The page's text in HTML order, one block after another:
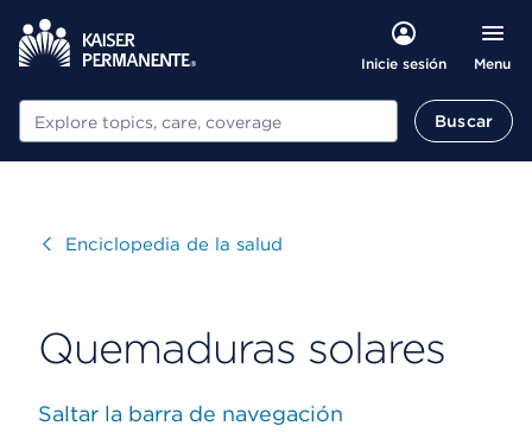
Inicie sesión Menu
Buscar Buscar
Visitar
Enciclopedia de la salud
Quemaduras solares
Saltar la barra de navegación